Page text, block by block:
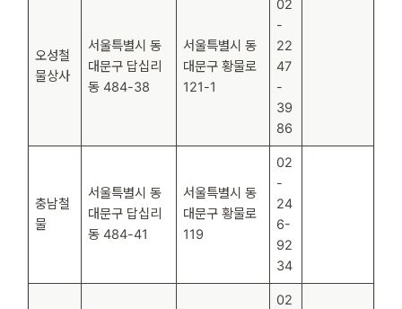
오성철
물상사
서울특별시 동
대문구 답십리
동 484-38
서울특별시 동
대문구 황물로
121-1
02
-
22
47
-
39
86
충남철
물
서울특별시 동
대문구 답십리
동 484-41
서울특별시 동
대문구 황물로
119
02
-
24
6-
92
34
02